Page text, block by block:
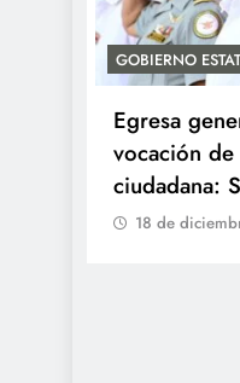
GOBIERNO
Egresa
vocación
ciudadana:
18 de